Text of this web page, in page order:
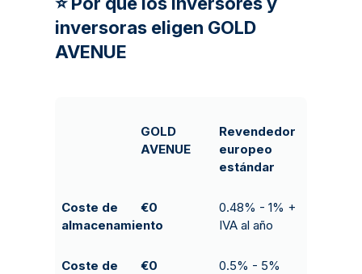
inversoras eligen GOLD
AVENUE
GOLD
AVENUE
Revendedor
europeo
estándar
Coste de
almacenamiento
€0
0.48% - 1% +
IVA al año
Coste de
€0 0.5% - 5%